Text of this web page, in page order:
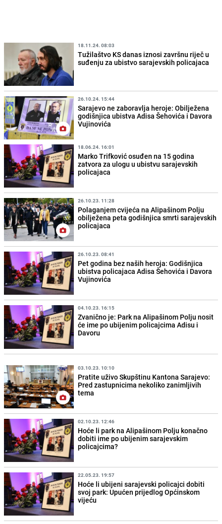
18.11.24. 08:03
Tužilaštvo KS danas iznosi završnu riječ u
suđenju za ubistvo sarajevskih policajaca
26.10.24. 15:44
Sarajevo ne zaboravlja heroje: Obilježena
godišnjica ubistva Adisa Šehovića i Davora
Vujinovića
18.06.24. 16:01
Marko Trifković osuđen na 15 godina
zatvora za ulogu u ubistvu sarajevskih
policajaca
26.10.23. 11:28
Polaganjem cvijeća na Alipašinom Polju
obilježena peta godišnjica smrti sarajevskih
policajaca
26.10.23. 08:41
Pet godina bez naših heroja: Godišnjica
ubistva policajaca Adisa Šehovića i Davora
Vujinovića
04.10.23. 16:15
Zvanično je: Park na Alipašinom Polju nosit
će ime po ubijenim policajcima Adisu i
Davoru
03.10.23. 10:10
Pratite uživo Skupštinu Kantona Sarajevo:
Pred zastupnicima nekoliko zanimljivih
tema
02.10.23. 12:46
Hoće li park na Alipašinom Polju konačno
dobiti ime po ubijenim sarajevskim
policajcima?
22.05.23. 19:57
Hoće li ubijeni sarajevski policajci dobiti
svoj park: Upućen prijedlog Općinskom
vijeću